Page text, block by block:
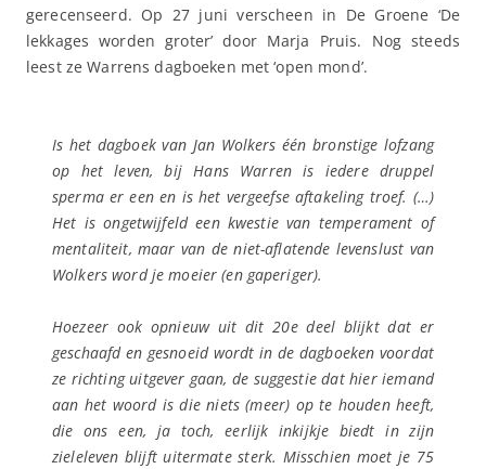
gerecenseerd. Op 27 juni verscheen in De Groene ‘De
lekkages worden groter’ door Marja Pruis. Nog steeds
leest ze Warrens dagboeken met ‘open mond’.
Is het dagboek van Jan Wolkers één bronstige lofzang
op het leven, bij Hans Warren is iedere druppel
sperma er een en is het vergeefse aftakeling troef. (…)
Het is ongetwijfeld een kwestie van temperament of
mentaliteit, maar van de niet-aflatende levenslust van
Wolkers word je moeier (en gaperiger).
Hoezeer ook opnieuw uit dit 20e deel blijkt dat er
geschaafd en gesnoeid wordt in de dagboeken voordat
ze richting uitgever gaan, de suggestie dat hier iemand
aan het woord is die niets (meer) op te houden heeft,
die ons een, ja toch, eerlijk inkijkje biedt in zijn
zieleleven blijft uitermate sterk. Misschien moet je 75